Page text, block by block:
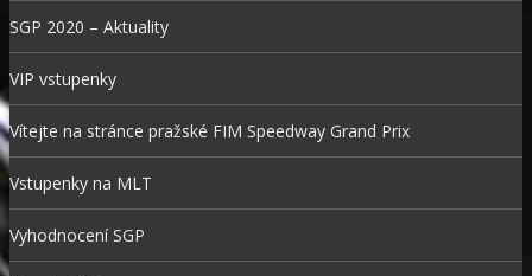
SGP 2020 – Aktuality
VIP vstupenky
Vítejte na stránce pražské FIM Speedway Grand Prix
Vstupenky na MLT
Vyhodnocení SGP